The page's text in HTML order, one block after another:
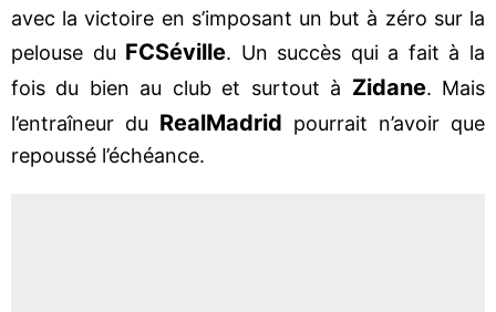
avec la victoire en s’imposant un but à zéro sur la
pelouse du FCSéville. Un succès qui a fait à la
fois du bien au club et surtout à Zidane. Mais
l’entraîneur du RealMadrid pourrait n’avoir que
repoussé l’échéance.